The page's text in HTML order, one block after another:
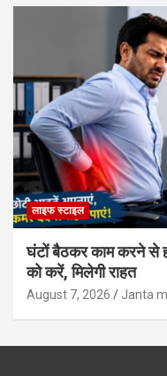
लाइफ स्टाइल
घंटों बैठकर काम करने से
को करें, मिलेगी राहत
August 7, 2026 Janta